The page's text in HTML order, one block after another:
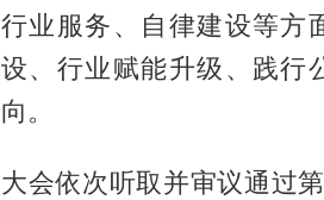
行业服务、自律建设等方
设、行业赋能升级、践行
向。
大会依次听取并审议通过